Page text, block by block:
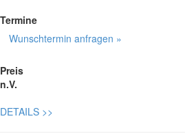
Termine
Wunschtermin anfragen »
Preis
n.V.
DETAILS >>